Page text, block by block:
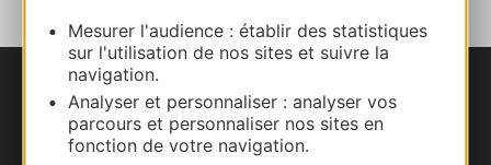
Mesurer l'audience : établir des statistiques
sur l'utilisation de nos sites et suivre la
navigation.
Analyser et personnaliser : analyser vos
parcours et personnaliser nos sites en
fonction de votre navigation.
Nous contacter
Carte interactive